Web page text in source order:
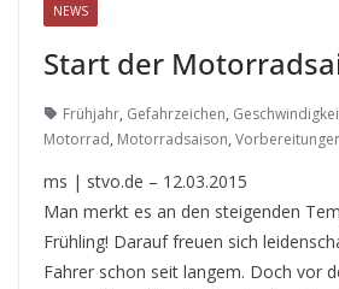
NEWS
Start der
Frühjahr, Gefahrzeichen,
Motorrad, Motorradsaison,
ms | stvo.de – 12.03.2015
Man merkt es an den steigenden
Frühling! Darauf freuen sich
Fahrer schon seit langem. Doch vor